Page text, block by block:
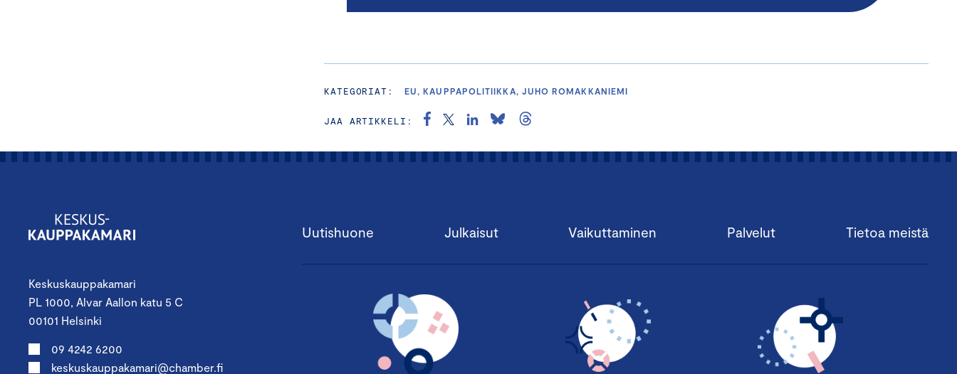
KATEGORIAT: EU, KAUPPAPOLITIIKKA, JUHO ROMAKKANIEMI
JAA ARTIKKELI:
Keskuskauppakamari
PL 1000, Alvar Aallon katu 5 C
00101 Helsinki
09 4242 6200
keskuskauppakamari@chamber.fi
Uutishuone Julkaisut Vaikuttaminen Palvelut Tietoa meistä